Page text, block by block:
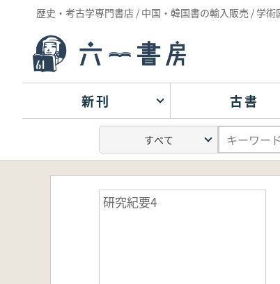
歴史・考古学専門書店 / 中国・韓国書の輸入販売 / 学術
新刊 古書
研究紀要4